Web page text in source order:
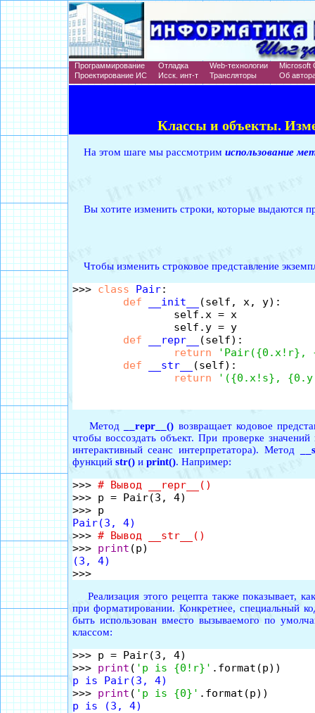
Программирование Отладка Web-технологии
Microsoft
Проектирование ИС
Исск. инт-т Трансляторы Об
Классы и объекты.
На этом шаге мы рассмотрим использование
Вы хотите изменить строки, которые выдаются
Чтобы изменить строковое представление
>>> class Pair:
def
__init__
(self, x, y):
def
__repr__
(self):
return
'Pair({0.x!r},
def
__str__
(self):
return
'({0.x!s},
Метод __repr__() возвращает кодовое
чтобы воссоздать объект. При проверке
интерактивный сеанс интерпретатора). Метод
функций str()и print(). Например:
>>> # Вывод __repr__()
>>> p = Pair(3, 4)
Pair(3, 4)
>>> # Вывод __str__()
>>> print
(3, 4)
>>>
Реализация этого рецепта также показывает,
при форматировании. Конкретнее, специальный
быть использован вместо вызываемого по
классом:
>>> p = Pair(3, 4)
>>> print ( 'p is {0!r}'
p is Pair(3, 4)
>>> print ( 'p is {0}'
p is (3, 4)